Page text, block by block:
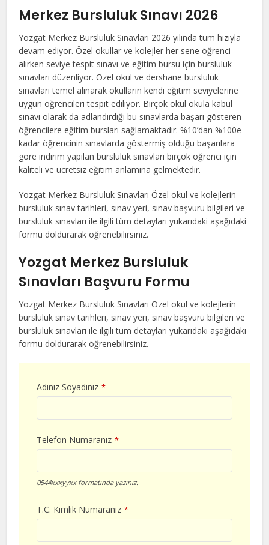
Merkez Bursluluk Sınavı 2026
Yozgat Merkez Bursluluk Sınavları 2026 yılında tüm hızıyla
devam ediyor. Özel okullar ve kolejler her sene öğrenci
alırken seviye tespit sınavı ve eğitim bursu için bursluluk
sınavları düzenliyor. Özel okul ve dershane bursluluk
sınavları temel alınarak okulların kendi eğitim seviyelerine
uygun öğrencileri tespit ediliyor. Birçok okul okula kabul
sınavı olarak da adlandırdığı bu sınavlarda başarı gösteren
öğrencilere eğitim bursları sağlamaktadır. %10’dan %100e
kadar öğrencinin sınavlarda göstermiş olduğu başarılara
göre indirim yapılan bursluluk sınavları birçok öğrenci için
kaliteli ve ücretsiz eğitim anlamına gelmektedir.
Yozgat Merkez Bursluluk Sınavları Özel okul ve kolejlerin
bursluluk sınav tarihleri, sınav yeri, sınav başvuru bilgileri ve
bursluluk sınavları ile ilgili tüm detayları yukarıdaki aşağıdaki
formu doldurarak öğrenebilirsiniz.
Yozgat Merkez Bursluluk
Sınavları Başvuru Formu
Yozgat Merkez Bursluluk Sınavları Özel okul ve kolejlerin
bursluluk sınav tarihleri, sınav yeri, sınav başvuru bilgileri ve
bursluluk sınavları ile ilgili tüm detayları yukarıdaki aşağıdaki
formu doldurarak öğrenebilirsiniz.
Adınız Soyadınız *
Telefon Numaranız *
0544xxxyyxx formatında yazınız.
T.C. Kimlik Numaranız *